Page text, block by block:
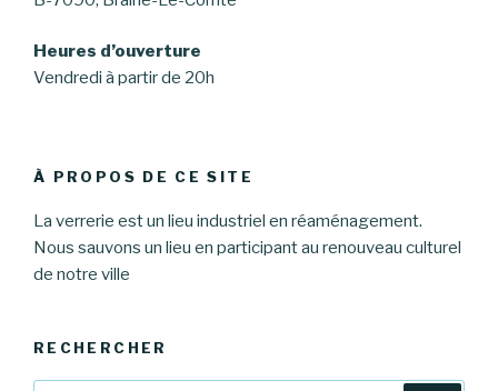
Heures d’ouverture
Vendredi à partir de 20h
À PROPOS DE CE SITE
La verrerie est un lieu industriel en réaménagement.
Nous sauvons un lieu en participant au renouveau culturel
de notre ville
RECHERCHER